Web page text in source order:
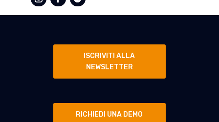
ISCRIVITI ALLA
NEWSLETTER
RICHIEDI UNA DEMO